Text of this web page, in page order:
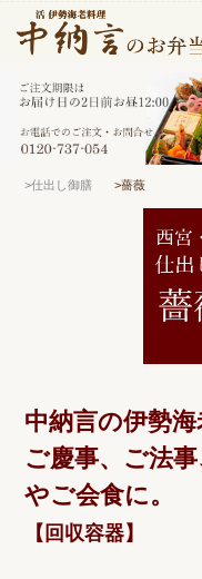
>仕出し御膳 >薔薇
中納言の伊勢海
ご慶事、ご法
やご会食に。
【回収容器】